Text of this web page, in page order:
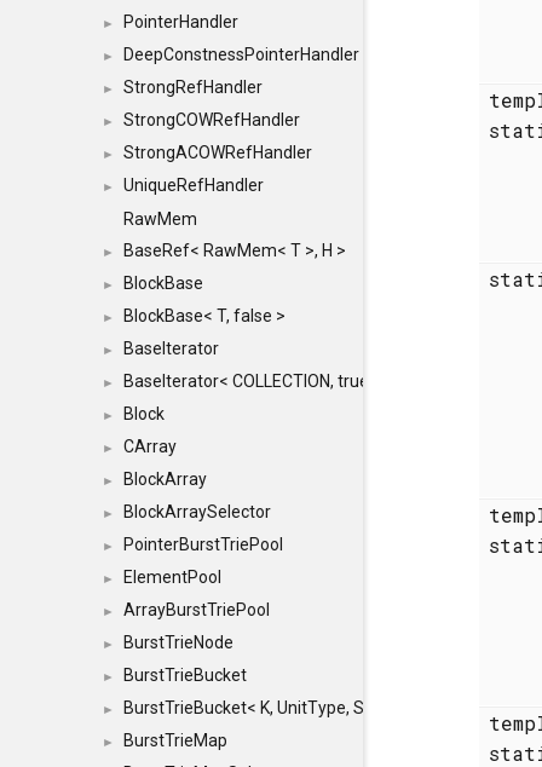
► PointerHandler
► DeepConstnessPointerHandler
► StrongRefHandler
► StrongCOWRefHandler
► StrongACOWRefHandler
►
UniqueRefHandler
RawMem
► BaseRef< RawMem< T >, H >
► BlockBase
► BlockBase< T, false >
► BaseIterator
► BaseIterator< COLLECTION, true >
► Block
► CArray
► BlockArray
► BlockArraySelector
► PointerBurstTriePool
► ElementPool
► ArrayBurstTriePool
► BurstTrieNode
► BurstTrieBucket
► BurstTrieBucket< K, UnitType, SIZE >
►
BurstTrieMap